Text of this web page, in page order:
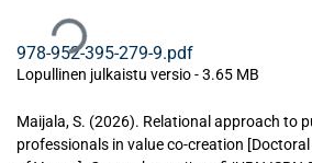
978-952-395-279-9.pdf
Lopullinen julkaistu versio-3.65 MB
Maijala, S. (2026). Relational approach to
professionals in value co-creation